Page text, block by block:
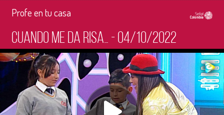
Profe en tu casa
Cuando me da risa… - 04/10/2022